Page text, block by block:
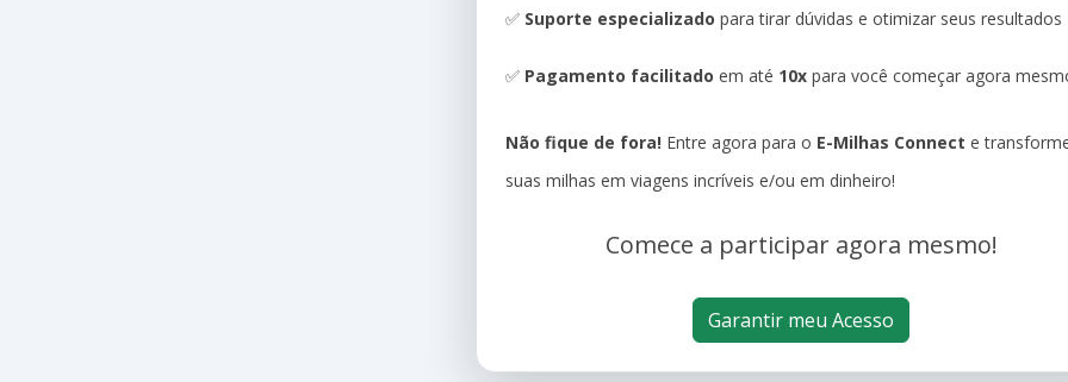
✅ Suporte especializado para tirar dúvidas e otimizar seus resultados
✅ Pagamento facilitado em até 10x para você começar agora
Não fique de fora! Entre agora para o E-Milhas Connect e
suas milhas em viagens incríveis e/ou em dinheiro!
Comece a participar agora mesmo!
Garantir meu Acesso